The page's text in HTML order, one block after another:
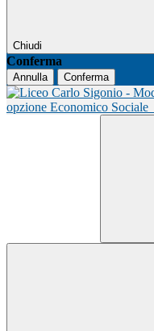
Chiudi
Conferma
Annulla Conferma
opzione Economico Sociale